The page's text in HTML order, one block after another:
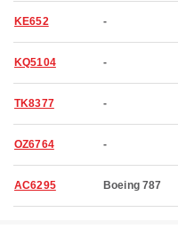
KE652 -
KQ5104 -
TK8377 -
OZ6764 -
AC6295 Boeing 787